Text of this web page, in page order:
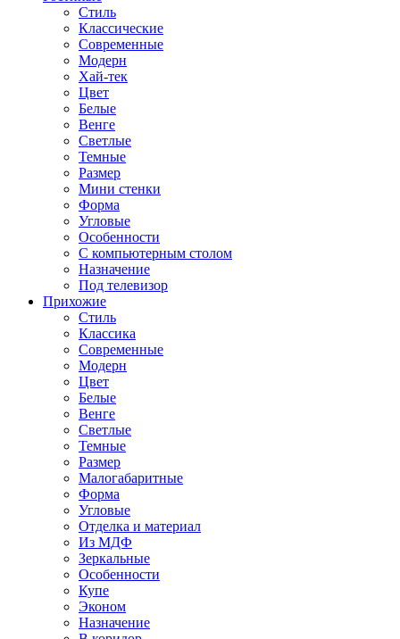
Стиль
Классические
Современные
Модерн
Хай-тек
Цвет
Белые
Венге
Светлые
Темные
Размер
Мини стенки
Форма
Угловые
Особенности
С компьютерным столом
Назначение
Под телевизор
Прихожие
Стиль
Классика
Современные
Модерн
Цвет
Белые
Венге
Светлые
Темные
Размер
Малогабаритные
Форма
Угловые
Отделка и материал
Из МДФ
Зеркальные
Особенности
Купе
Эконом
Назначение